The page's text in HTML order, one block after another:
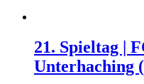
21. Spieltag |
Unterhaching